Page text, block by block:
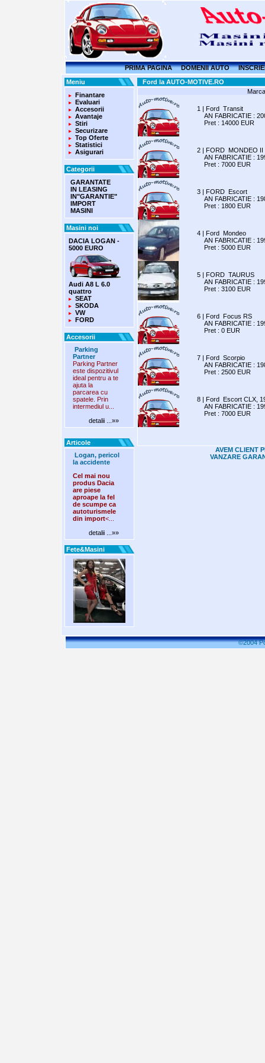
PRIMA PAGINA DOMENII AUTO
Meniu
Finantare
Evaluari
Accesorii
Avantaje
Stiri
Securizare
Top Oferte
Statistici
Asigurari
Categorii
GARANTATE
IN LEASING
IN"GARANTIE"
IMPORT
MASINI
Masini noi
DACIA LOGAN -
5000 EURO
Audi A8 L 6.0
quattro
SEAT
SKODA
VW
FORD
Accesorii
Parking
Partner
Parking Partner
este dispozitivul
ideal pentru a te
ajuta la
parcarea cu
spatele. Prin
intermediul u...
detalii ...»»
Articole
Logan, pericol
la accidente
Cel mai nou
produs Dacia
are piese
aproape la fel
de scumpe ca
autoturismele
din import<...
detalii ...»»
Fete&Masini
Ford la AUTO-MOTIVE.RO
1 | Ford Transit
AN FABRICATIE :
Pret : 14000 EUR
2 | FORD MONDEO II
AN FABRICATIE :
Pret : 7000 EUR
3 | FORD Escort
AN FABRICATIE :
Pret : 1800 EUR
4 | Ford Mondeo
AN FABRICATIE :
Pret : 5000 EUR
5 | FORD TAURUS
AN FABRICATIE :
Pret : 3100 EUR
6 | Ford Focus RS
AN FABRICATIE :
Pret : 0 EUR
7 | Ford Scorpio
AN FABRICATIE :
Pret : 2500 EUR
8 | Ford Escort CLX,
AN FABRICATIE :
Pret : 7000 EUR
AVEM CLIENT
VANZARE
©2004